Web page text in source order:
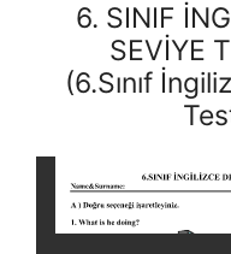
6. SINIF
SEVİYE
(6.Sınıf